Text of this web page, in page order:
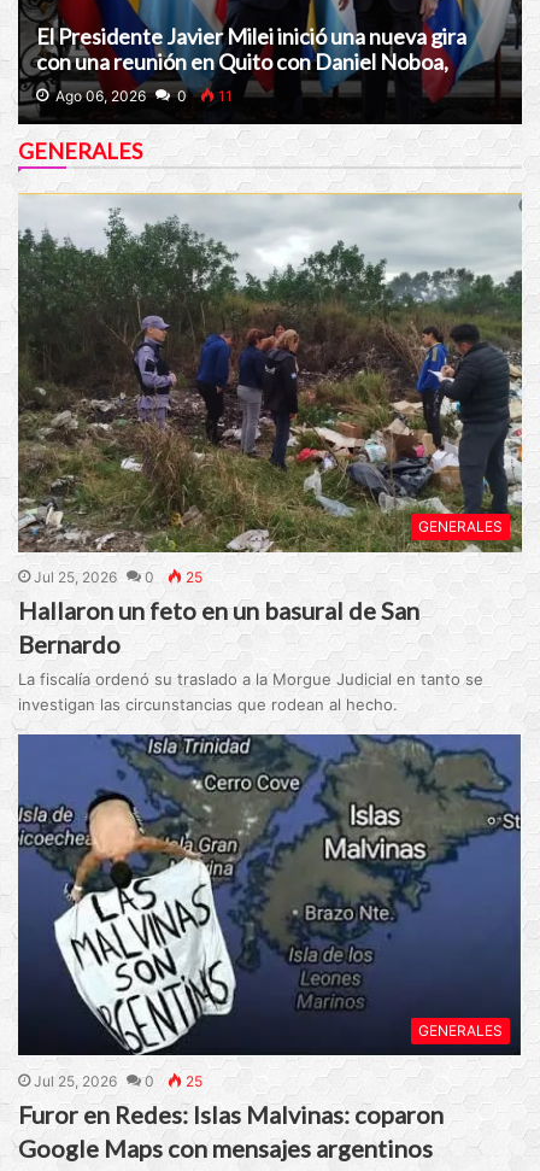
El Presidente Javier Milei inició una nueva gira
con una reunión en Quito con Daniel Noboa,
presidente de Ecuador
Ago 06, 2026 0 11
GENERALES
GENERALES
Jul 25, 2026 0 25
Hallaron un feto en un basural de San
Bernardo
La fiscalía ordenó su traslado a la Morgue Judicial en tanto se
investigan las circunstancias que rodean al hecho.
GENERALES
Jul 25, 2026 0 25
Furor en Redes: Islas Malvinas: coparon
Google Maps con mensajes argentinos